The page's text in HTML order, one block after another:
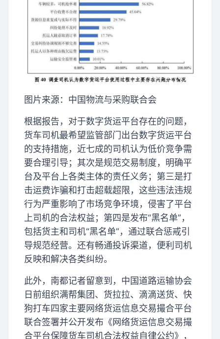
图片来源：中国物流与采购联合会
根据报告，对于数字货运平台存在的问题，
货车司机最希望监管部门出台数字货运平台
的支持措施，近七成的司机认为低价竞争需
要合理引导；其次是规范交易制度，明确平
台及平台上各类主体的责任义务；第三是打
击运费诈骗和打击超载超限，这些违法违规
行为严重影响了市场竞争环境，侵害了平台
上司机的合法权益；第四是发布“黑名单”，
包括货主和司机“黑名单”，通过联合惩戒引
导规范经营。还有畅通投诉渠道，便利司机
反映和解决各类纠纷。
此外，南都记者留意到，中国道路运输协会
日前组织满帮集团、货拉拉、滴滴送货、快
狗打车四家主要网络货运信息交易撮合平台
联合签署并公开发布《网络货运信息交易撮
合平台保障货车司机合法权益自律公约》，